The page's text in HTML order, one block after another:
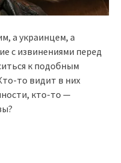
а украинцем, а
с извинениями перед
к подобным
то видит в них
кто-то —